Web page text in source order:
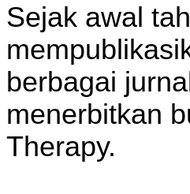
Sejak awal
berbagai
menerbitkan
Therapy.